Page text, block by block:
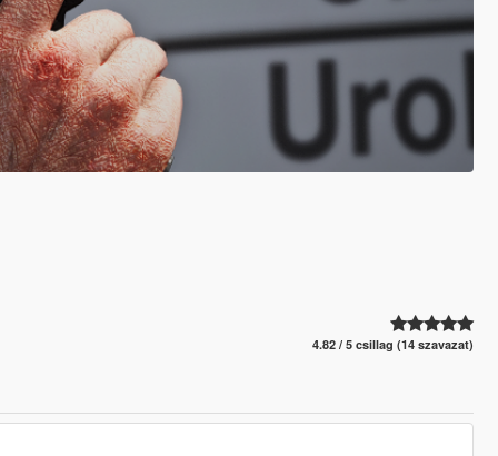
4.82 / 5 csillag (14 szavazat)